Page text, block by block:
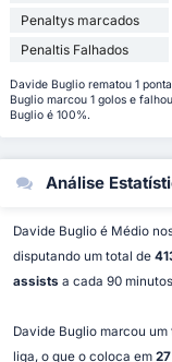
Penaltys marcados
Penaltis Falhados
Davide Buglio rematou 1
Buglio marcou 1 golos e
Buglio é 100%.
Análise
Davide Buglio é Médio
disputando um total de
assists a cada 90
Davide Buglio marcou um
liga, o que o coloca em 27